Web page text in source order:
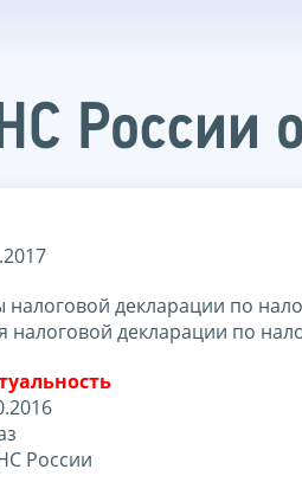
России
декларации по
налоговой декларации по
России